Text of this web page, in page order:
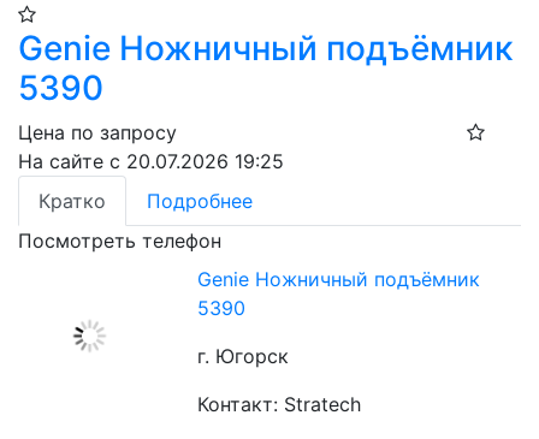
Genie Ножничный подъёмник
5390
Цена по запросу
На сайте с 20.07.2026 19:25
Кратко
Подробнее
Посмотреть телефон
Genie Ножничный подъёмник
5390
г. Югорск
Контакт: Stratech